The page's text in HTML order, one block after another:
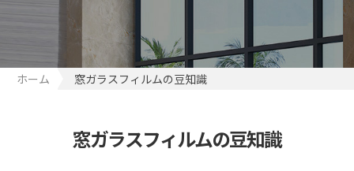
ホーム 窓ガラスフィルムの豆知識
窓ガラスフィルムの豆知識